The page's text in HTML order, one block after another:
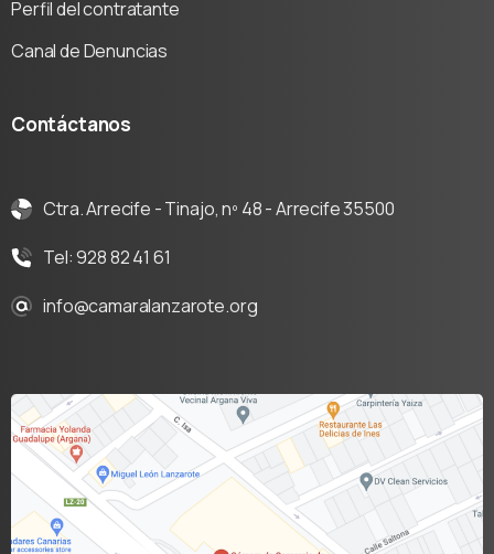
Perfil del contratante
Canal de Denuncias
Contáctanos
Ctra. Arrecife - Tinajo, nº 48 - Arrecife 35500
Tel: 928 82 41 61
info@camaralanzarote.org